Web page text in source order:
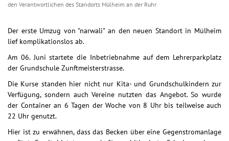
den Verantwortlichen des Standorts Mülheim an der Ruhr
Der erste Umzug von "narwali" an den neuen Standort in Mülheim
lief komplikationslos ab.
Am 06. Juni startete die Inbetriebnahme auf dem Lehrerparkplatz
der Grundschule Zunftmeisterstrasse.
Die Kurse standen hier nicht nur Kita- und Grundschulkindern zur
Verfügung, sondern auch Vereine nutzten das Angebot. So wurde
der Container an 6 Tagen der Woche von 8 Uhr bis teilweise auch
22 Uhr genutzt.
Hier ist zu erwähnen, dass das Becken über eine Gegenstromanlage